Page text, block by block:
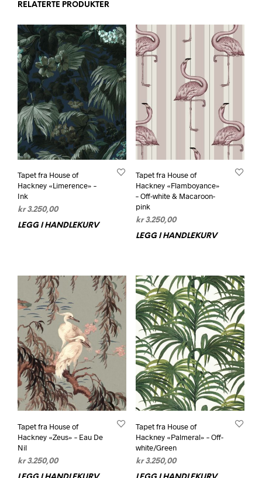
RELATERTE PRODUKTER
Tapet fra House of
Hackney «Limerence» –
Ink
kr3.250,00
LEGG I HANDLEKURV
Tapet fra House of
Hackney «Flamboyance»
– Off-white & Macaroon-
pink
kr3.250,00
LEGG I HANDLEKURV
Tapet fra House of
Hackney «Zeus» – Eau De
Nil
kr3.250,00
Tapet fra House of
Hackney «Palmeral» – Off-
white/Green
kr3.250,00